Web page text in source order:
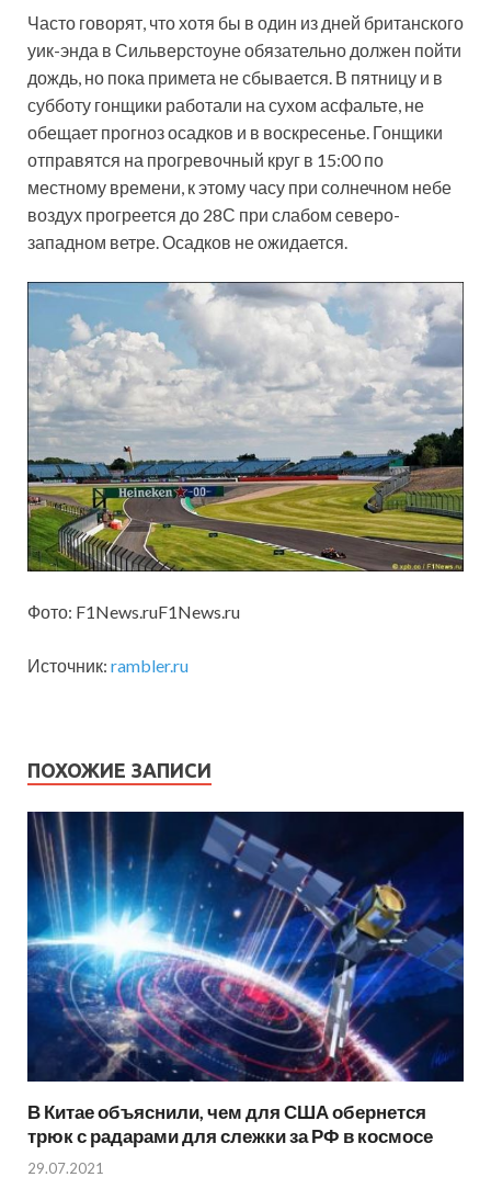
Часто говорят, что хотя бы в один из дней британского
уик-энда в Сильверстоуне обязательно должен пойти
дождь, но пока примета не сбывается. В пятницу и в
субботу гонщики работали на сухом асфальте, не
обещает прогноз осадков и в воскресенье. Гонщики
отправятся на прогревочный круг в 15:00 по
местному времени, к этому часу при солнечном небе
воздух прогреется до 28С при слабом северо-
западном ветре. Осадков не ожидается.
Фото: F1News.ruF1News.ru
Источник: rambler.ru
ПОХОЖИЕ ЗАПИСИ
В Китае объяснили, чем для США обернется
трюк с радарами для слежки за РФ в космосе
29.07.2021